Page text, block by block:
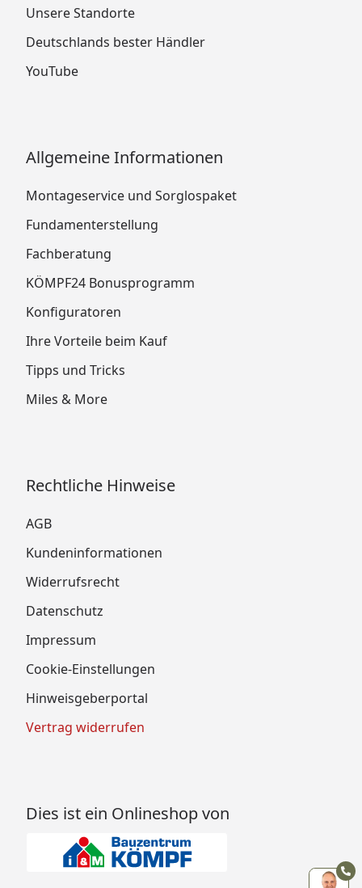
Unsere Standorte
Deutschlands bester Händler
YouTube
Allgemeine Informationen
Montageservice und Sorglospaket
Fundamenterstellung
Fachberatung
KÖMPF24 Bonusprogramm
Konfiguratoren
Ihre Vorteile beim Kauf
Tipps und Tricks
Miles & More
Rechtliche Hinweise
AGB
Kundeninformationen
Widerrufsrecht
Datenschutz
Impressum
Cookie-Einstellungen
Hinweisgeberportal
Vertrag widerrufen
Dies ist ein Onlineshop von